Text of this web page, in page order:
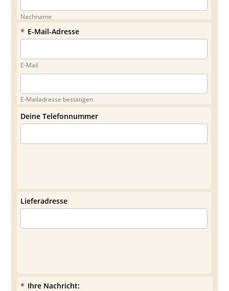
Nachname
* E-Mail-Adresse
E-Mail
E-Mailadresse bestätigen
Deine Telefonnummer
Lieferadresse
* Ihre Nachricht: